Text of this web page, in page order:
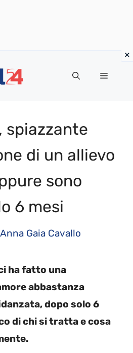
Menu
spiazzante
di un allievo
sono
6 mesi
Anna Gaia Cavallo
ha fatto una
abbastanza
dopo solo 6
di chi si tratta e cosa